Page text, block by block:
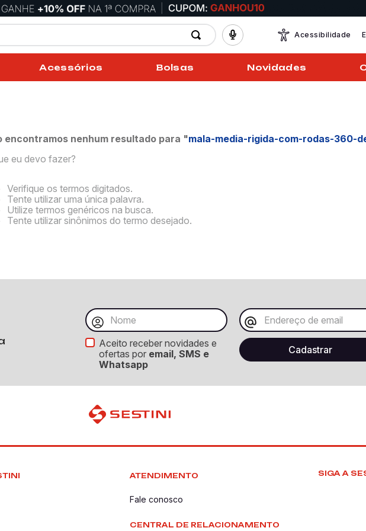
Acessibilidade
Acessórios Bolsas Novidades
encontramos nenhum resultado para "mala-media-rigida-com-rodas-360-
eu devo fazer?
Verifique os termos digitados.
Tente utilizar uma única palavra.
Utilize termos genéricos na busca.
Tente utilizar sinônimos do termo desejado.
Aceito receber novidades e
ofertas por email, SMS e
Whatsapp
ATENDIMENTO
Fale conosco
CENTRAL DE RELACIONAMENTO
SIGA A